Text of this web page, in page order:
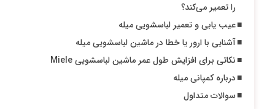
را تعمیر می‌کند؟
عیب یابی و تعمیر لباسشویی میله
آشنایی با ارور یا خطا در ماشین لباسشویی میله
نکاتی برای افزایش طول عمر ماشین لباسشویی Miele
درباره کمپانی میله
سوالات متداول